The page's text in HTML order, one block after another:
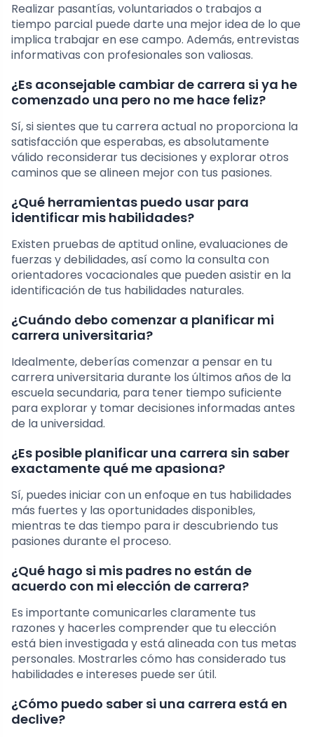
Realizar pasantías, voluntariados o trabajos a
tiempo parcial puede darte una mejor idea de lo que
implica trabajar en ese campo. Además, entrevistas
informativas con profesionales son valiosas.
¿Es aconsejable cambiar de carrera si ya he
comenzado una pero no me hace feliz?
Sí, si sientes que tu carrera actual no proporciona la
satisfacción que esperabas, es absolutamente
válido reconsiderar tus decisiones y explorar otros
caminos que se alineen mejor con tus pasiones.
¿Qué herramientas puedo usar para
identificar mis habilidades?
Existen pruebas de aptitud online, evaluaciones de
fuerzas y debilidades, así como la consulta con
orientadores vocacionales que pueden asistir en la
identificación de tus habilidades naturales.
¿Cuándo debo comenzar a planificar mi
carrera universitaria?
Idealmente, deberías comenzar a pensar en tu
carrera universitaria durante los últimos años de la
escuela secundaria, para tener tiempo suficiente
para explorar y tomar decisiones informadas antes
de la universidad.
¿Es posible planificar una carrera sin saber
exactamente qué me apasiona?
Sí, puedes iniciar con un enfoque en tus habilidades
más fuertes y las oportunidades disponibles,
mientras te das tiempo para ir descubriendo tus
pasiones durante el proceso.
¿Qué hago si mis padres no están de
acuerdo con mi elección de carrera?
Es importante comunicarles claramente tus
razones y hacerles comprender que tu elección
está bien investigada y está alineada con tus metas
personales. Mostrarles cómo has considerado tus
habilidades e intereses puede ser útil.
¿Cómo puedo saber si una carrera está en
declive?